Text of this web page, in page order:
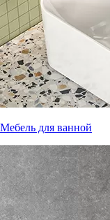
Мебель для ванной